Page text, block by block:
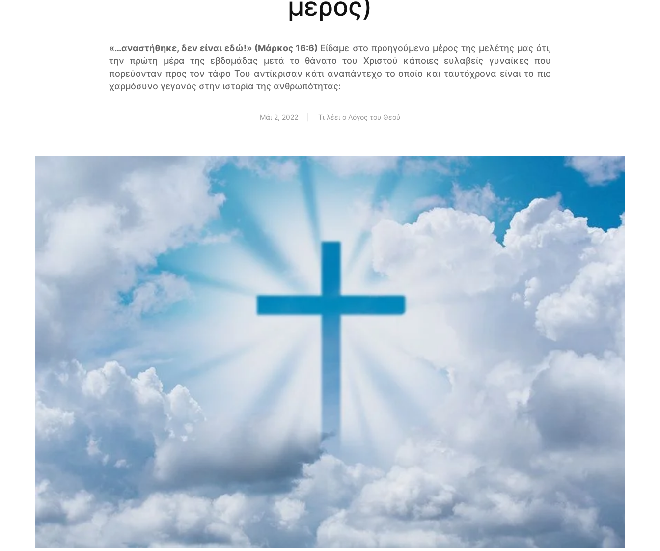
μέρος)
«…αναστήθηκε, δεν είναι εδώ!» (Μάρκος 16:6) Είδαμε στο προηγούμενο μέρος της μελέτης μας ότι,
την πρώτη μέρα της εβδομάδας μετά το θάνατο του Χριστού κάποιες ευλαβείς γυναίκες που
πορεύονταν προς τον τάφο Του αντίκρισαν κάτι αναπάντεχο το οποίο και ταυτόχρονα είναι το πιο
χαρμόσυνο γεγονός στην ιστορία της ανθρωπότητας:
Μάι 2, 2022 Τι λέει ο Λόγος του Θεού